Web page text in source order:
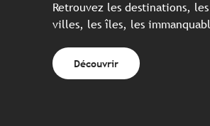
Retrouvez les destinations,
villes, les îles, les
Découvrir